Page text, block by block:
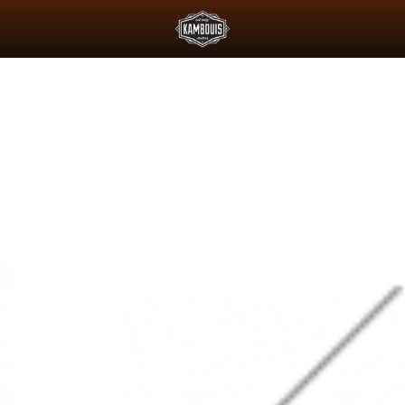
ET LE PADDOCK JAPONAIS